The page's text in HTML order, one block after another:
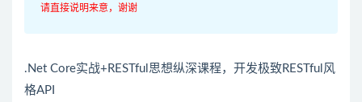
请直接说明来意，谢谢
.Net Core实战+RESTful思想纵深课程，开发极致RESTful风
格API